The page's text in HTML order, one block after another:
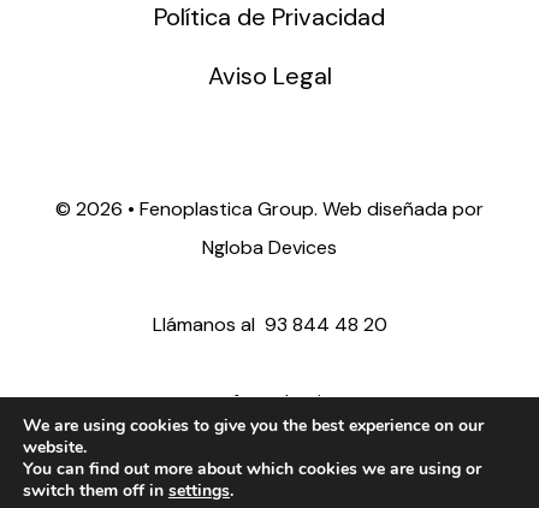
Política de Privacidad
Aviso Legal
© 2026 • Fenoplastica Group. Web diseñada por
Ngloba Devices
Llámanos al 93 844 48 20
ventas@fenoplastica.com
export@fenoplastica.com
We are using cookies to give you the best experience on our
website.
You can find out more about which cookies we are using or
switch them off in settings.